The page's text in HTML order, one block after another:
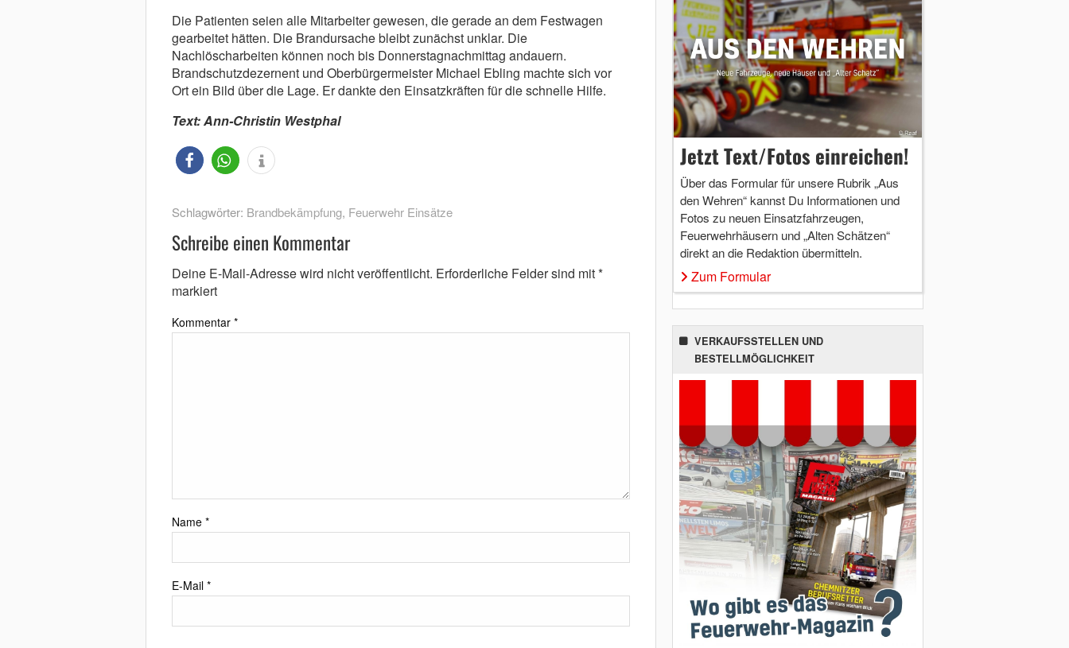
Die Patienten seien alle Mitarbeiter gewesen, die gerade an dem Festwagen
gearbeitet hätten. Die Brandursache bleibt zunächst unklar. Die
Nachlöscharbeiten können noch bis Donnerstagnachmittag andauern.
Brandschutzdezernent und Oberbürgermeister Michael Ebling machte sich vor
Ort ein Bild über die Lage. Er dankte den Einsatzkräften für die schnelle Hilfe.
Text: Ann-Christin Westphal
Schlagwörter: Brandbekämpfung, Feuerwehr Einsätze
Schreibe einen Kommentar
Deine E-Mail-Adresse wird nicht veröffentlicht. Erforderliche Felder sind mit*
markiert
Kommentar *
Name *
E-Mail *
Jetzt Text/Fotos einreichen!
Über das Formular für unsere Rubrik „Aus
den Wehren“ kannst Du Informationen und
Fotos zu neuen Einsatzfahrzeugen,
Feuerwehrhäusern und „Alten Schätzen“
direkt an die Redaktion übermitteln.
Zum Formular
VERKAUFSSTELLEN UND
BESTELLMÖGLICHKEIT